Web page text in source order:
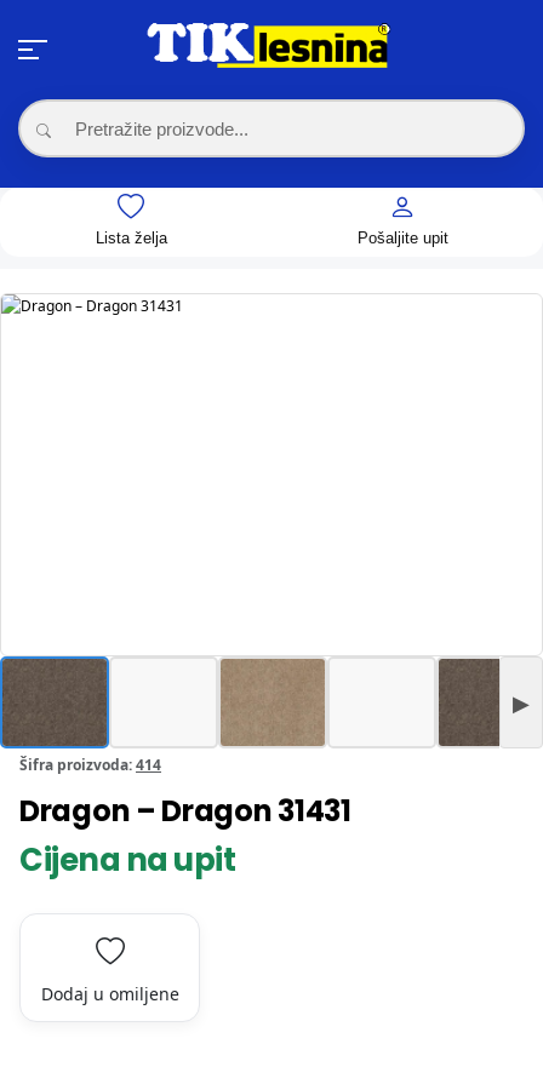
Lista želja Pošaljite upit
Šifra proizvoda:414
Dragon – Dragon 31431
Cijena na upit
Dodaj u omiljene